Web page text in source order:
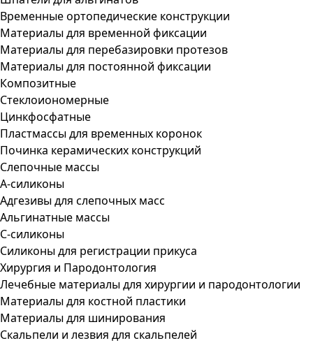
Временные ортопедические конструкции
Материалы для временной фиксации
Материалы для перебазировки протезов
Материалы для постоянной фиксации
Композитные
Стеклоиономерные
Цинкфосфатные
Пластмассы для временных коронок
Починка керамических конструкций
Слепочные массы
А-силиконы
Адгезивы для слепочных масс
Альгинатные массы
С-силиконы
Силиконы для регистрации прикуса
Хирургия и Пародонтология
Лечебные материалы для хирургии и пародонтологии
Материалы для костной пластики
Материалы для шинирования
Скальпели и лезвия для скальпелей